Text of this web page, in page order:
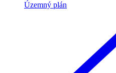
Územný plán